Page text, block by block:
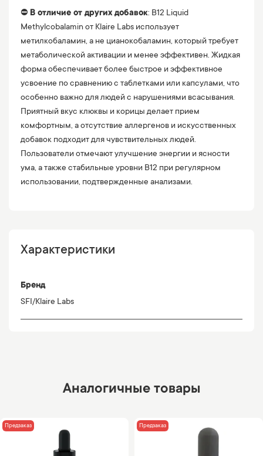
⛔️ В отличие от других добавок: B12 Liquid
Methylcobalamin от Klaire Labs использует
метилкобаламин, а не цианокобаламин, который требует
метаболической активации и менее эффективен. Жидкая
форма обеспечивает более быстрое и эффективное
усвоение по сравнению с таблетками или капсулами, что
особенно важно для людей с нарушениями всасывания.
Приятный вкус клюквы и корицы делает прием
комфортным, а отсутствие аллергенов и искусственных
добавок подходит для чувствительных людей.
Пользователи отмечают улучшение энергии и ясности
ума, а также стабильные уровни B12 при регулярном
использовании, подтвержденные анализами.
Характеристики
Бренд
SFI/Klaire Labs
Аналогичные товары
Предзаказ Предзаказ